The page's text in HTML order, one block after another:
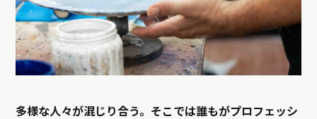
多様な人々が混じり合う。そこでは誰もがプロフェッシ